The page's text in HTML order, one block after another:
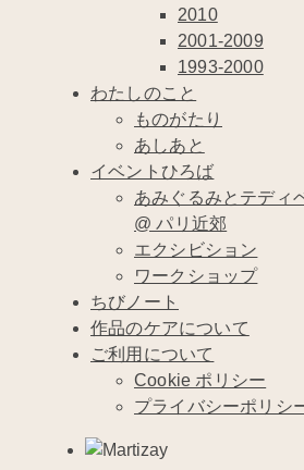
2010
2001-2009
1993-2000
わたしのこと
ものがたり
あしあと
イベントひろば
あみぐるみとテディ
@ パリ近郊
エクシビション
ワークショップ
ちびノート
作品のケアについて
ご利用について
Cookie ポリシー
プライバシーポリシ